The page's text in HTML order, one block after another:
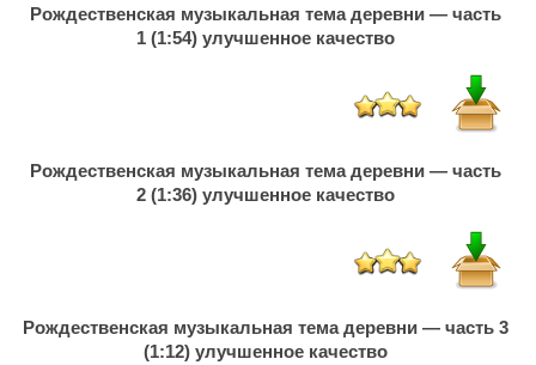
Рождественская музыкальная тема деревни — часть
1 (1:54) улучшенное качество
Рождественская музыкальная тема деревни — часть
2 (1:36) улучшенное качество
Рождественская музыкальная тема деревни — часть 3
(1:12) улучшенное качество